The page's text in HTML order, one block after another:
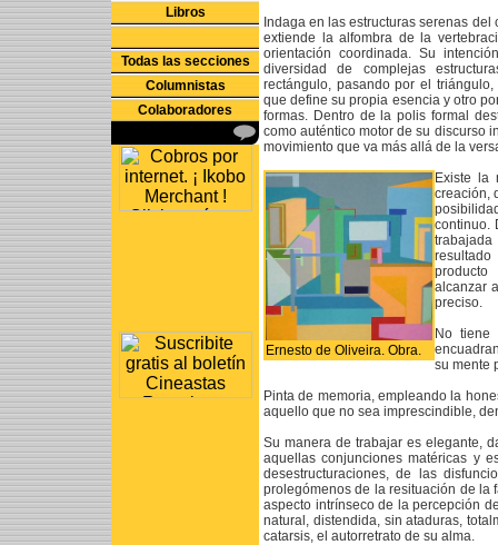
Libros
Todas las secciones
Columnistas
Colaboradores
Indaga en las estructuras serenas del
extiende la alfombra de la
orientación coordinada. Su
diversidad de complejas
rectángulo, pasando por el
que define su propia esencia y otro
formas. Dentro de la polis formal
como auténtico motor de su discurso
movimiento que va más allá de la
Ernesto de Oliveira. Obra.
Existe la
creación,
continuo.
alcanzar
preciso.
No tiene
su mente
Pinta de memoria, empleando la
aquello que no sea imprescindible,
Su manera de trabajar es elegante,
aquellas conjunciones matéricas y
desestructuraciones, de las
prolegómenos de la resituación de la
aspecto intrínseco de la percepción
natural, distendida, sin ataduras,
catarsis, el autorretrato de su alma.